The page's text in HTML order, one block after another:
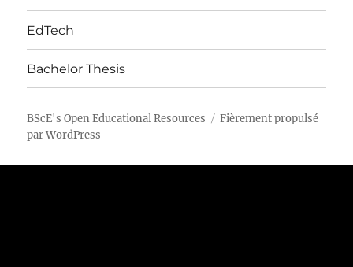
EdTech
Bachelor Thesis
BScE's Open Educational Resources
Fièrement propulsé
par WordPress